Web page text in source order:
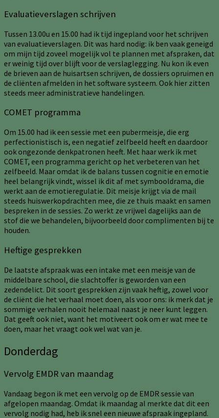
Evaluatieverslagen schrijven
Tussen 13.00u en 15.00 had ik tijd ingepland voor het schrijven
van evaluatieverslagen. Dit was hard nodig: ik ben vaak geneigd
om mijn tijd zoveel mogelijk vol te plannen met afspraken, dat
er weinig tijd over blijft voor de verslaglegging. Nu kon ik even
de brieven aan de huisartsen schrijven, de dossiers opruimen en
de cliënten afmelden in het software systeem. Ook hier zitten
steeds meer administratieve handelingen.
COMET programma
Om 15.00 had ik een sessie met een pubermeisje, die erg
perfectionistisch is, een negatief zelfbeeld heeft en daardoor
ook ongezonde denkpatronen heeft. Met haar werk ik met
COMET, een programma gericht op het verbeteren van het
zelfbeeld. Maar omdat ik de balans tussen cognitie en emotie
heel belangrijk vindt, wissel ik dit af met symbooldrama, die
werkt aan de emotieregulatie. Dit meisje krijgt via de mail
steeds huiswerkopdrachten mee, die ze thuis maakt en samen
bespreken in de sessies. Zo werkt ze vrijwel dagelijks aan de
stof die we behandelen, bijvoorbeeld door complimenten bij te
houden.
Heftige gesprekken
De laatste afspraak was een intake met een meisje van de
middelbare school, die slachtoffer is geworden van een
zedendelict. Dit soort gesprekken zijn vaak heftig, zowel voor
de cliënt die het verhaal moet doen, als voor ons: ik merk dat je
sommige verhalen nooit helemaal naast je neer kunt leggen.
Dat geeft ook niet, want het motiveert ook om er wat mee te
doen, maar het vraagt ook wel wat van je.
Donderdag
Vervolg EMDR van maandag
Vandaag begon ik met een vervolg op de EMDR sessie van
afgelopen maandag. Omdat ik maandag al merkte dat dit een
vervolg nodig had, heb ik snel een nieuwe afspraak ingepland.